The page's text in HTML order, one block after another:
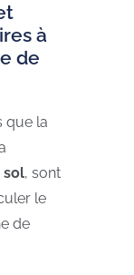
à
de
que la
sol, sont
le
de